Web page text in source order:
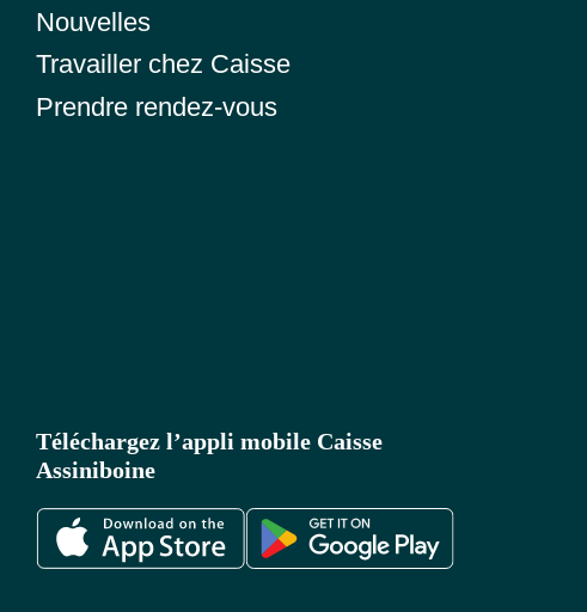
Nouvelles
Travailler chez Caisse
Prendre rendez-vous
Téléchargez l’appli mobile Caisse
Assiniboine